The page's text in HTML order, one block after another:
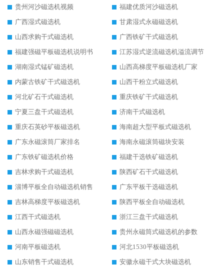
贵州河沙磁选机视频
福建优质河沙磁选机
广西湿式磁选机
甘肃湿式永磁磁选机
山西求购干式磁选机
广西铁矿干式磁选机
福建强磁平板磁选机说明书
江苏湿式逆流磁选机溢流调节
湖南湿式锰矿磁选机
山西高梯度平板磁选机厂家
内蒙古铁矿干式磁选机
山西干粉立式磁选机
河北矿石干式磁选机
重庆铁矿干式磁选机
宁夏三盘干式磁选机
济南干式磁选机
重庆石英砂平板磁选机
海南超大型平板式磁选机
广东永磁滚筒厂家排名
海南永磁滚筒磁块安装
广东铁矿磁选机价格
福建干选铁矿磁选机
吉林求购干式磁选机
陕西矿石干式磁选机
淄博平板全自动磁选机销售
广东平板干选磁选机
吉林高梯度平板磁选机
陕西平板全自动磁选机
江西干式磁选机
浙江三盘干式磁选机
山西永磁强磁磁选机
贵州永磁筒式磁选机的参数
河南平板磁选机
河北1530平板磁选机
山东销售干式磁选机
安徽永磁干式大块磁选机